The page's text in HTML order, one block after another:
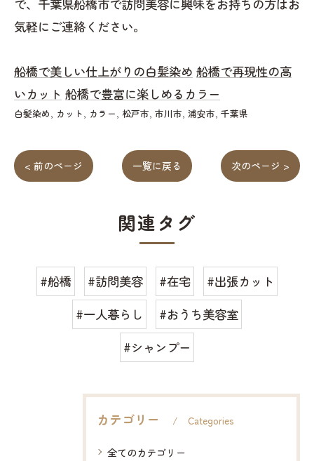
で、千葉県船橋市で訪問美容に興味をお持ちの方はお
気軽にご連絡ください。
船橋で美しい仕上がりの白髪染め 船橋で再現性の高
いカット 船橋で豊富に楽しめるカラー
白髪染め カット カラー 松戸市 市川市 浦安市 千葉県
< 前のページ 一覧に戻る 次のページ >
関連タグ
#船橋 #訪問美容 #在宅
#出張カット
#一人暮らし
#おうち美容室
#シャンプー
カテゴリー Categories
全てのカテゴリー